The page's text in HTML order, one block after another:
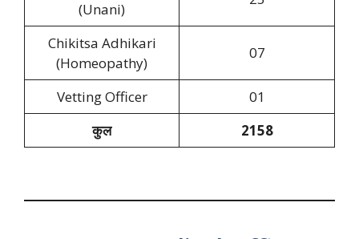
(Unani)
Chikitsa Adhikari
(Homeopathy)
07
Vetting Officer
01
कुल
2158